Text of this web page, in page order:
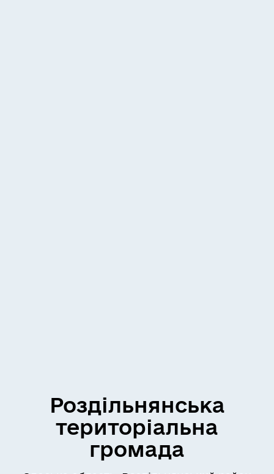
Роздільнянська
територіальна
громада